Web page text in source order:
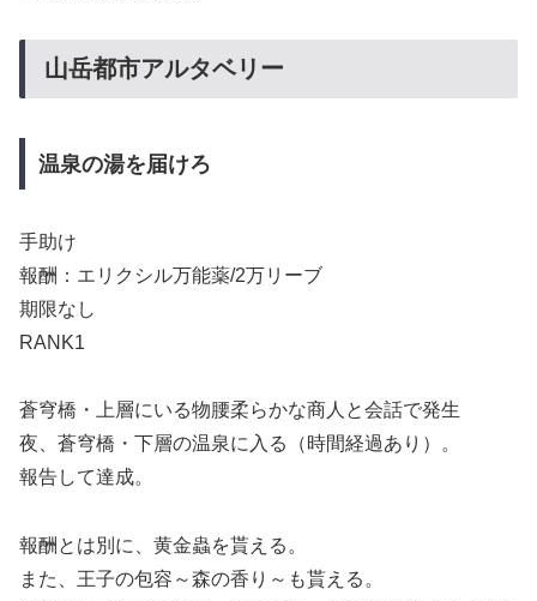
山岳都市アルタベリー
温泉の湯を届けろ
手助け
報酬：エリクシル万能薬/2万リーブ
期限なし
RANK1
蒼穹橋・上層にいる物腰柔らかな商人と会話で発生
夜、蒼穹橋・下層の温泉に入る（時間経過あり）。
報告して達成。
報酬とは別に、黄金蟲を貰える。
また、王子の包容～森の香り～も貰える。